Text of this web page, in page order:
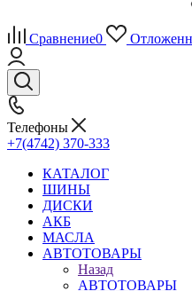
Сравнение0
Телефоны
+7(4742) 370-333
КАТАЛОГ
ШИНЫ
ДИСКИ
АКБ
МАСЛА
АВТОТОВАРЫ
Назад
АВТОТОВАРЫ